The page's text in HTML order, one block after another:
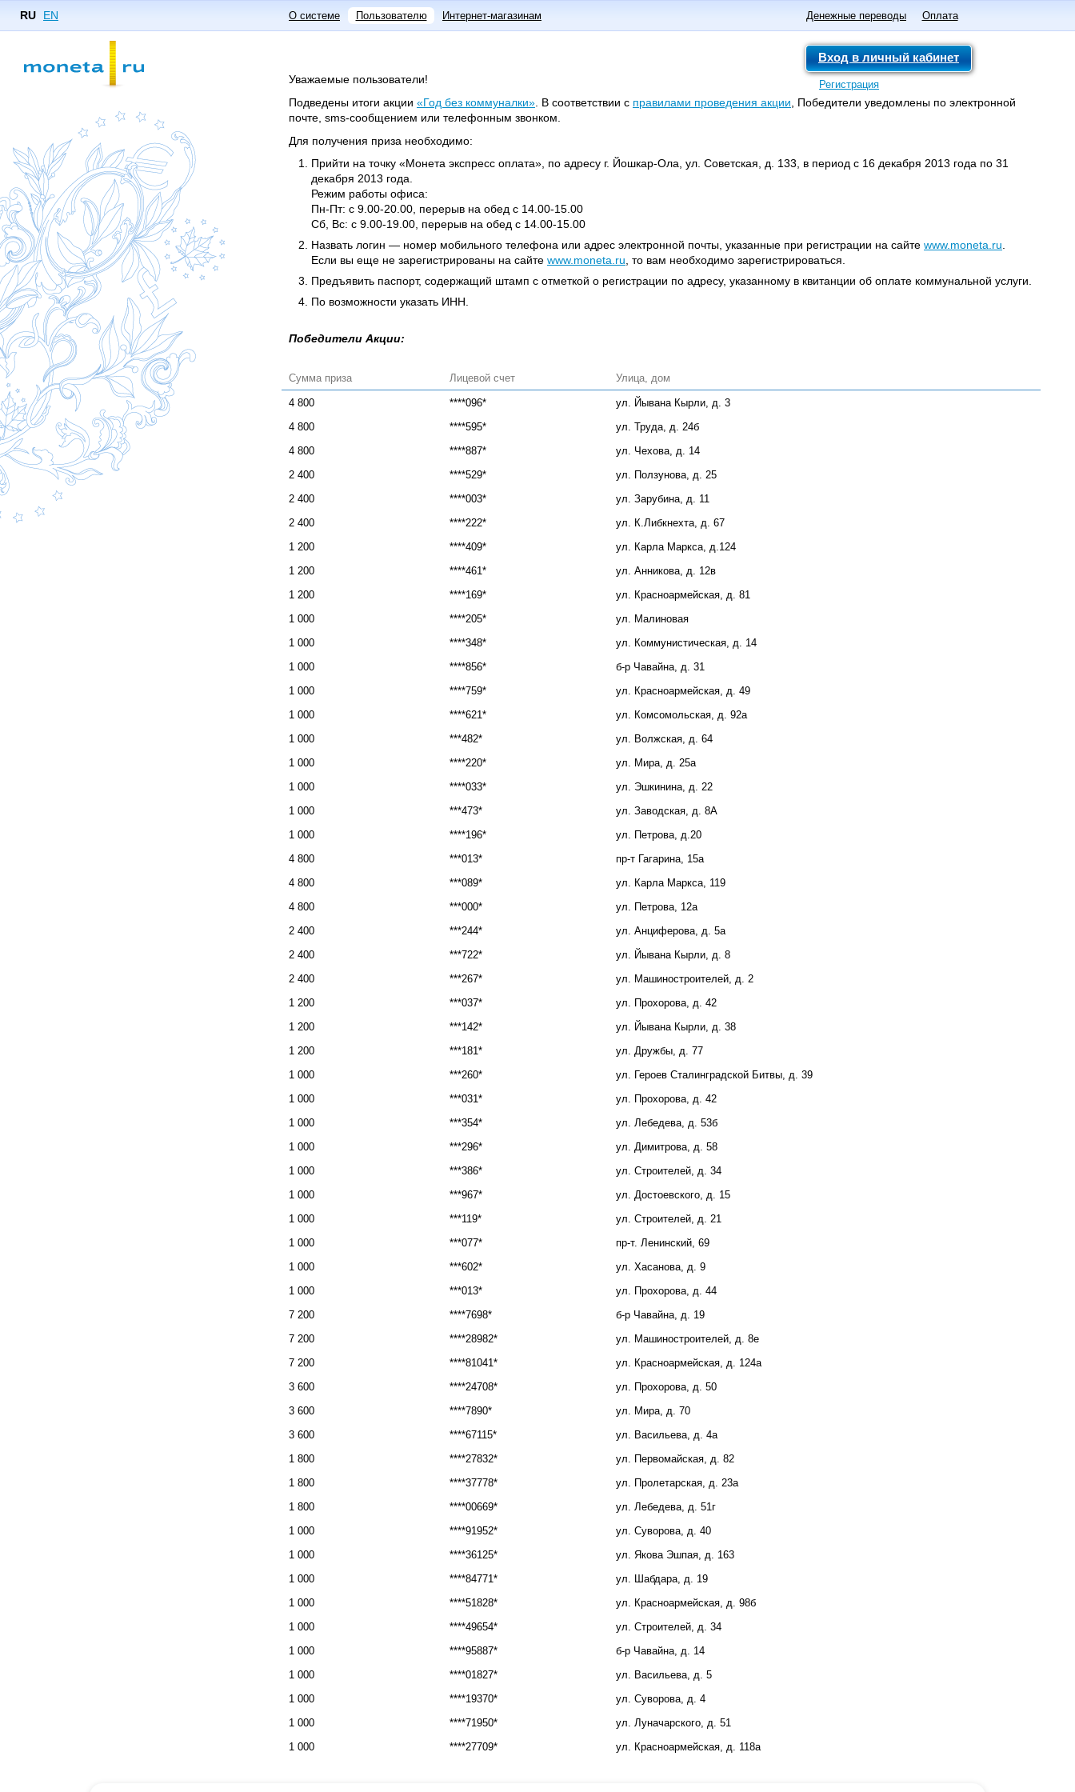
RU EN О системе Пользователю Интернет-магазинам Денежные переводы Оплата
Вход в личный кабинет
Регистрация
Уважаемые пользователи!
Подведены итоги акции «Год без коммуналки» . В соответствии с правилами проведения акции , Победители уведомлены по электронной
почте, sms-сообщением или телефонным звонком.
Для получения приза необходимо:
Прийти на точку «Монета экспресс оплата», по адресу г. Йошкар-Ола, ул. Советская, д. 133, в период с 16 декабря 2013 года по 31
декабря 2013 года.
Режим работы офиса:
Пн-Пт: с 9.00-20.00, перерыв на обед с 14.00-15.00
Сб, Вс: с 9.00-19.00, перерыв на обед с 14.00-15.00
Назвать логин — номер мобильного телефона или адрес электронной почты, указанные при регистрации на сайте www.moneta.ru.
Если вы еще не зарегистрированы на сайте www.moneta.ru, то вам необходимо зарегистрироваться.
Предъявить паспорт, содержащий штамп с отметкой о регистрации по адресу, указанному в квитанции об оплате коммунальной услуги.
По возможности указать ИНН.
Победители Акции:
Сумма приза Лицевой счет Улица, дом
4 800 ****096*
ул. Йывана Кырли, д. 3
4 800
****595*
ул. Труда, д. 24б
4 800
****887*
ул. Чехова, д. 14
2 400
****529*
ул. Ползунова, д. 25
2 400
****003*
ул. Зарубина, д. 11
2 400
****222*
ул. К.Либкнехта, д. 67
1 200
****409*
ул. Карла Маркса, д.124
1 200
****461*
ул. Анникова, д. 12в
1 200
****169*
ул. Красноармейская, д. 81
1 000
****205*
ул. Малиновая
1 000
****348*
ул. Коммунистическая, д. 14
1 000
****856*
б-р Чавайна, д. 31
1 000
****759*
ул. Красноармейская, д. 49
1 000
****621*
ул. Комсомольская, д. 92а
1 000
***482*
ул. Волжская, д. 64
1 000
****220*
ул. Мира, д. 25а
1 000
****033*
ул. Эшкинина, д. 22
1 000
***473*
ул. Заводская, д. 8А
1 000
****196*
ул. Петрова, д.20
4 800
***013*
пр-т Гагарина, 15а
4 800
***089*
ул. Карла Маркса, 119
4 800
***000*
ул. Петрова, 12а
2 400
***244*
ул. Анциферова, д. 5а
2 400
***722*
ул. Йывана Кырли, д. 8
2 400
***267*
ул. Машиностроителей, д. 2
1 200
***037*
ул. Прохорова, д. 42
1 200
***142*
ул. Йывана Кырли, д. 38
1 200
***181*
ул. Дружбы, д. 77
1 000
***260*
ул. Героев Сталинградской Битвы, д. 39
1 000
***031*
ул. Прохорова, д. 42
1 000
***354*
ул. Лебедева, д. 53б
1 000
***296*
ул. Димитрова, д. 58
1 000
***386*
ул. Строителей, д. 34
1 000
***967*
ул. Достоевского, д. 15
1 000
***119*
ул. Строителей, д. 21
1 000
***077*
пр-т. Ленинский, 69
1 000
***602*
ул. Хасанова, д. 9
1 000
***013*
ул. Прохорова, д. 44
7 200
****7698*
б-р Чавайна, д. 19
7 200
****28982*
ул. Машиностроителей, д. 8е
7 200
****81041*
ул. Красноармейская, д. 124а
3 600
****24708*
ул. Прохорова, д. 50
3 600
****7890*
ул. Мира, д. 70
3 600
****67115*
ул. Васильева, д. 4а
1 800
****27832*
ул. Первомайская, д. 82
1 800
****37778*
ул. Пролетарская, д. 23а
1 800
****00669*
ул. Лебедева, д. 51г
1 000
****91952*
ул. Суворова, д. 40
1 000
****36125*
ул. Якова Эшпая, д. 163
1 000
****84771*
ул. Шабдара, д. 19
1 000
****51828*
ул. Красноармейская, д. 98б
1 000
****49654*
ул. Строителей, д. 34
1 000
****95887*
б-р Чавайна, д. 14
1 000
****01827*
ул. Васильева, д. 5
1 000
****19370*
ул. Суворова, д. 4
1 000
****71950*
ул. Луначарского, д. 51
1 000
****27709* ул. Красноармейская, д. 118а